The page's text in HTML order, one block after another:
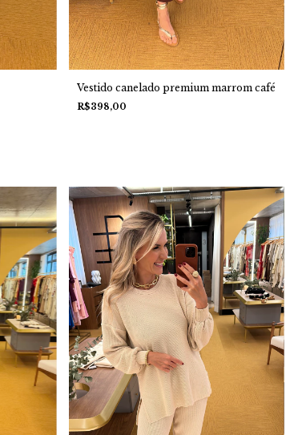
Vestido canelado premium marrom café
R$398,00